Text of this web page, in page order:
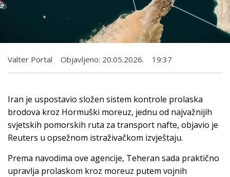
Valter Portal Objavljeno: 20.05.2026. 19:37
Iran je uspostavio složen sistem kontrole prolaska
brodova kroz Hormuški moreuz, jednu od najvažnijih
svjetskih pomorskih ruta za transport nafte, objavio je
Reuters u opsežnom istraživačkom izvještaju.
Prema navodima ove agencije, Teheran sada praktično
upravlja prolaskom kroz moreuz putem vojnih